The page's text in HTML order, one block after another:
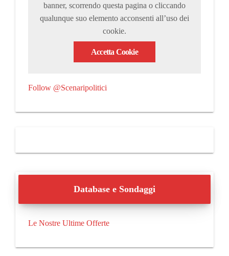
banner, scorrendo questa pagina o cliccando
qualunque suo elemento acconsenti all’uso dei
cookie.
Accetta Cookie
Follow @Scenaripolitici
Database e Sondaggi
Le Nostre Ultime Offerte